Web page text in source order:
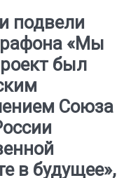
подвели
«Мы
был
Союза
в будущее»,